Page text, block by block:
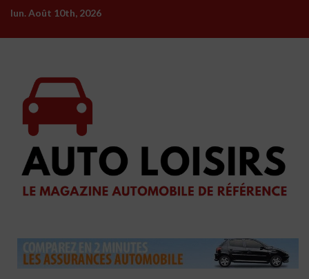
Skip
content
lun. Août 10th, 2026